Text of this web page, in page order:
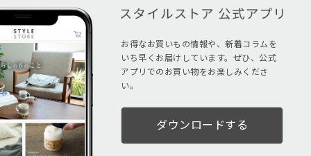
お得なお買いもの情報や、新着コラムを
いち早くお届けしています。ぜひ、公式
アプリでのお買い物をお楽しみくださ
い。
ダウンロードする